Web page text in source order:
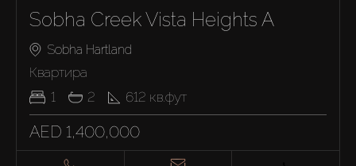
Sobha Creek Vista Heights A
Sobha Hartland
Квартира
1
2 612 кв.фут
AED 1,400,000